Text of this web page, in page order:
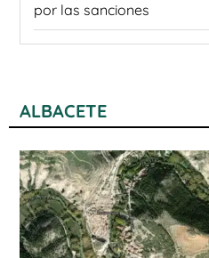
por las sanciones
ALBACETE